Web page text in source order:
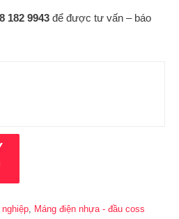
182 9943 để được tư vấn – báo
Máng điện nhựa - đầu coss